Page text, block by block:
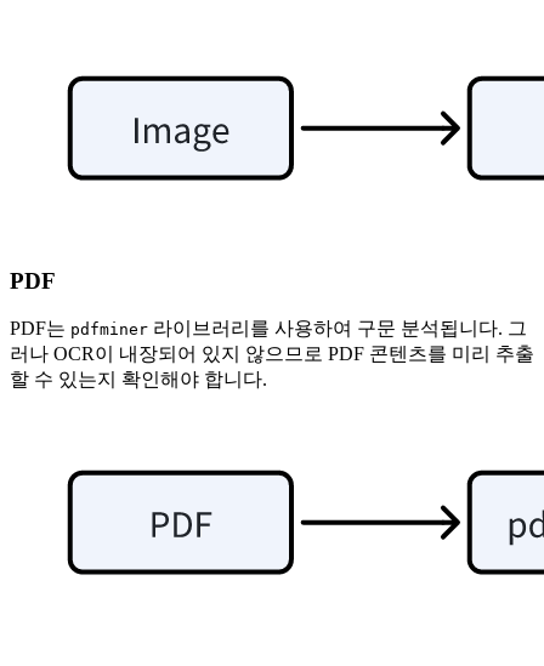
PDF
PDF는 pdfminer 라이브러리를 사용하여 구문 분석됩니다. 그
러나 OCR이 내장되어 있지 않으므로 PDF 콘텐츠를 미리 추출
할 수 있는지 확인해야 합니다.